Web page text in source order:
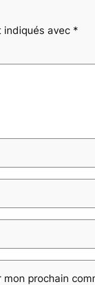
indiqués avec *
prochain